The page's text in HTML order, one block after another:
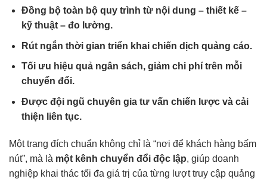
Đồng bộ toàn bộ quy trình từ nội dung – thiết kế –
kỹ thuật – đo lường.
Rút ngắn thời gian triển khai chiến dịch quảng cáo.
Tối ưu hiệu quả ngân sách, giảm chi phí trên mỗi
chuyển đổi.
Được đội ngũ chuyên gia tư vấn chiến lược và cải
thiện liên tục.
Một trang đích chuẩn không chỉ là “nơi để khách hàng bấm
nút”, mà là một kênh chuyển đổi độc lập, giúp doanh
nghiệp khai thác tối đa giá trị của từng lượt truy cập quảng